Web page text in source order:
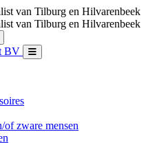
van Tilburg en Hilvarenbeek
van Tilburg en Hilvarenbeek
of zware mensen